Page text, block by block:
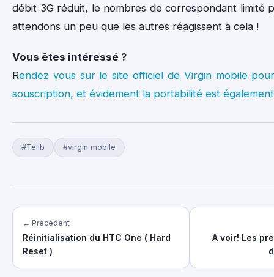
débit 3G réduit, le nombres de correspondant limité
attendons un peu que les autres réagissent à cela !
Vous êtes intéressé ?
Rendez vous sur le site officiel de Virgin mobile
souscription, et évidement la portabilité est
#Telib #virgin mobile
← Précédent
Réinitialisation du HTC One ( Hard
Reset )
A voir! Les